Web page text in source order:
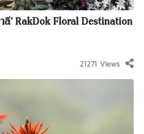
’ RakDok Floral Destination
21271 Views